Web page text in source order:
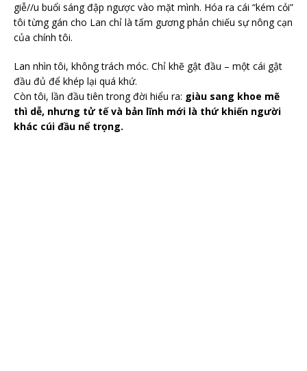
giễ//u buổi sáng đập ngược vào mặt mình. Hóa ra cái “kém cỏi”
tôi từng gán cho Lan chỉ là tấm gương phản chiếu sự nông cạn
của chính tôi.
Lan nhìn tôi, không trách móc. Chỉ khẽ gật đầu – một cái gật
đầu đủ để khép lại quá khứ.
Còn tôi, lần đầu tiên trong đời hiểu ra: giàu sang khoe mẽ
thì dễ, nhưng tử tế và bản lĩnh mới là thứ khiến người
khác cúi đầu nể trọng.